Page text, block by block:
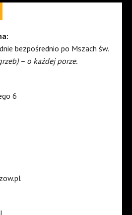
bezpośrednio po Mszach św.
– o każdej porze.
6